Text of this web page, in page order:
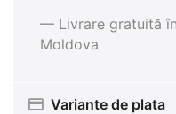
— Livrare gratuită
Moldova
Variante de plata